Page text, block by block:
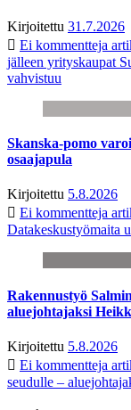
Kirjoitettu 31.7.2026
Ei kommentteja
jälleen yrityskaupat
vahvistuu
Skanska-pomo
osaajapula
Kirjoitettu 5.8.2026
Ei kommentteja
Datakeskustyömaita
Rakennustyö
aluejohtajaksi
Kirjoitettu 5.8.2026
Ei kommentteja
seudulle –